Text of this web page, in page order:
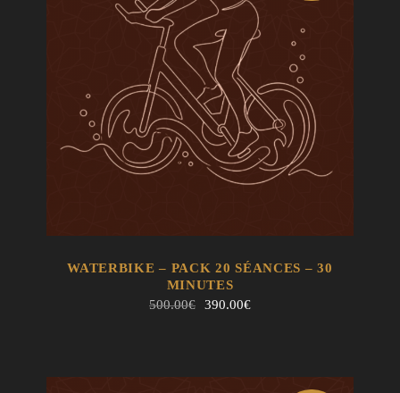
EN SAVOIR + AJOUTER AU PANIER
mo !
WATERBIKE – PACK 20 SÉANCES – 30
MINUTES
500.00€
Le
390.00€Le